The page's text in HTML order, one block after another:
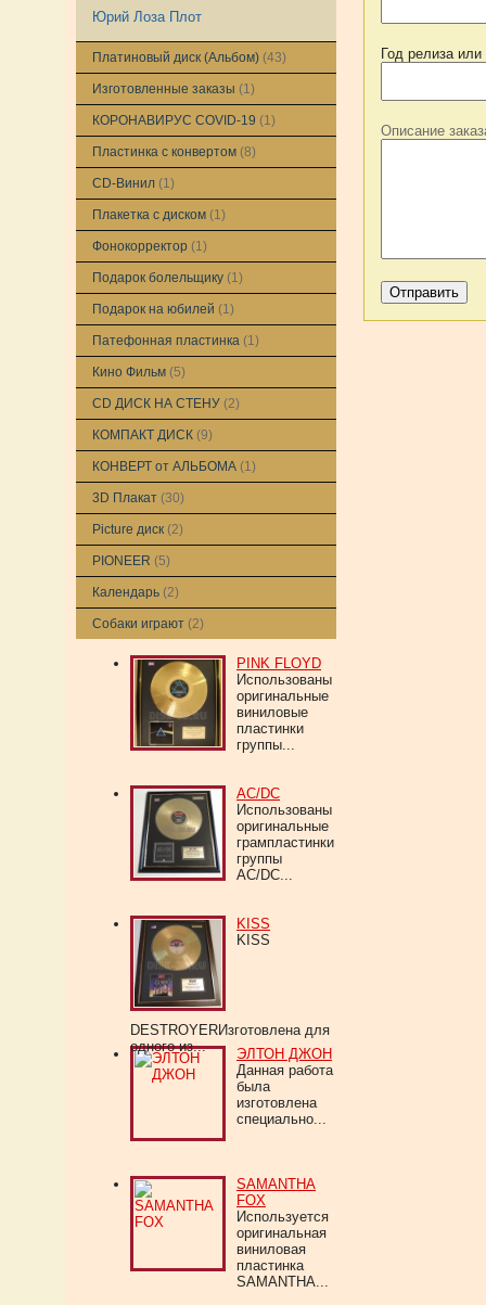
Юрий Лоза Плот
Платиновый диск (Альбом) (43)
Изготовленные заказы (1)
КОРОНАВИРУС COVID-19 (1)
Пластинка с конвертом (8)
CD-Винил (1)
Плакетка с диском (1)
Фонокорректор (1)
Подарок болельщику (1)
Подарок на юбилей (1)
Патефонная пластинка (1)
Кино Фильм (5)
CD ДИСК НА СТЕНУ (2)
КОМПАКТ ДИСК (9)
КОНВЕРТ от АЛЬБОМА (1)
3D Плакат (30)
Picture диск (2)
PIONEER (5)
Календарь (2)
Собаки играют (2)
PINK FLOYD
Использованы
оригинальные
виниловые
пластинки
группы...
AC/DC
Использованы
оригинальные
грампластинки
группы
AC/DC...
KISS
KISS
DESTROYERИзготовлена для
одного из...
ЭЛТОН ДЖОН
Данная работа
была
изготовлена
специально...
SAMANTHA
FOX
Используется
оригинальная
виниловая
пластинка
SAMANTHA...
Год релиза
Описание